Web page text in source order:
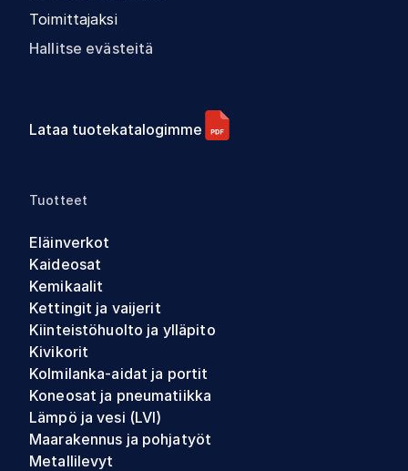
Toimittajaksi
Hallitse evästeitä
Lataa tuotekatalogimme
Tuotteet
Eläinverkot
Kaideosat
Kemikaalit
Kettingit ja vaijerit
Kiinteistöhuolto ja ylläpito
Kivikorit
Kolmilanka-aidat ja portit
Koneosat ja pneumatiikka
Lämpö ja vesi (LVI)
Maarakennus ja pohjatyöt
Metallilevyt